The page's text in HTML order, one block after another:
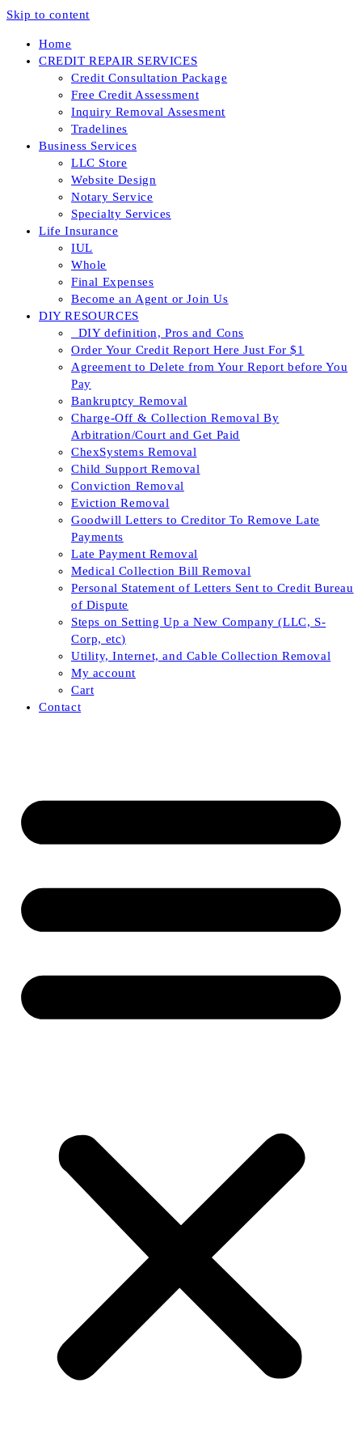
Skip to content
Home
CREDIT REPAIR SERVICES
Credit Consultation Package
Free Credit Assessment
Inquiry Removal Assesment
Tradelines
Business Services
LLC Store
Website Design
Notary Service
Specialty Services
Life Insurance
IUL
Whole
Final Expenses
Become an Agent or Join Us
DIY RESOURCES
_DIY definition, Pros and Cons
Order Your Credit Report Here Just For $1
Agreement to Delete from Your Report before You
Pay
Bankruptcy Removal
Charge-Off & Collection Removal By
Arbitration/Court and Get Paid
ChexSystems Removal
Child Support Removal
Conviction Removal
Eviction Removal
Goodwill Letters to Creditor To Remove Late
Payments
Late Payment Removal
Medical Collection Bill Removal
Personal Statement of Letters Sent to Credit Bureau
of Dispute
Steps on Setting Up a New Company (LLC, S-
Corp, etc)
Utility, Internet, and Cable Collection Removal
My account
Cart
Contact